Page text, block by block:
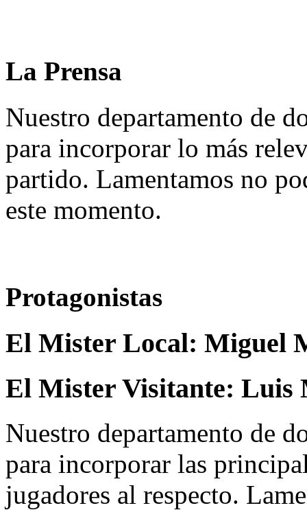
La Prensa
Nuestro departamento de
para incorporar lo más
partido. Lamentamos no
este momento.
Protagonistas
El Mister Local: Miguel
El Mister Visitante: Luis
Nuestro departamento de
para incorporar las
jugadores al respecto.